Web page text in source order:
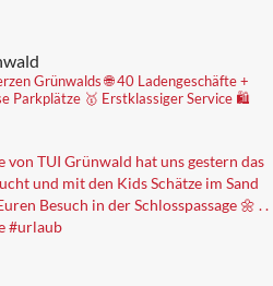
Grünwalds🌐 40 Ladengeschäfte +
Parkplätze 🥇 Erstklassiger Service 🛍